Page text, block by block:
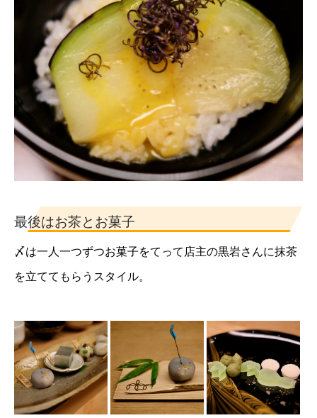
最後はお茶とお菓子
〆は一人一つずつお菓子をてって店主の黒岩さんに抹茶
を立ててもらうスタイル。